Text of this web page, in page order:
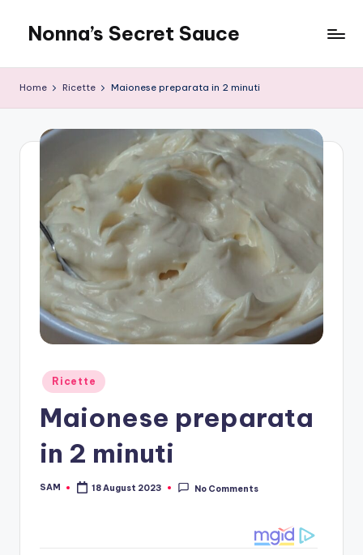
content
Nonna’s Secret Sauce
Home Ricette Maionese preparata in 2 minuti
Posted
in
Ricette
Maionese preparata
in 2 minuti
Posted
SAM 18 August 2023 No Comments